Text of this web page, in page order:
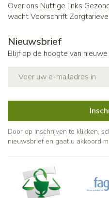
Over ons Nuttige links
wachtVoorschrift
Nieuwsbrief
Blijf op de hoogte van
Door op inschrijven te klikken,
nieuwsbrief en gaat u akkoord